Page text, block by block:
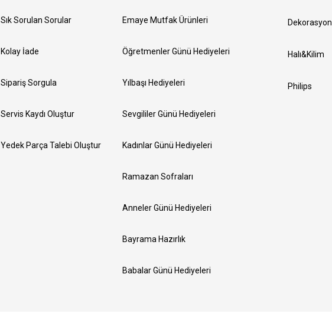
Sık Sorulan Sorular
Kolay İade
Sipariş Sorgula
Servis Kaydı Oluştur
Yedek Parça Talebi Oluştur
Emaye Mutfak Ürünleri
Öğretmenler Günü Hediyeleri
Yılbaşı Hediyeleri
Sevgililer Günü Hediyeleri
Kadınlar Günü Hediyeleri
Ramazan Sofraları
Anneler Günü Hediyeleri
Bayrama Hazırlık
Babalar Günü Hediyeleri
Dekorasyon
Halı&Kilim
Philips